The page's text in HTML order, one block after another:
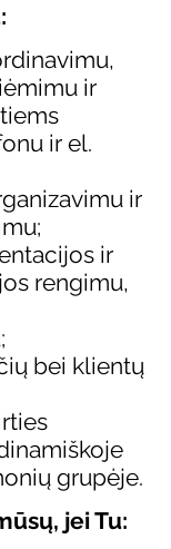
ir
ir el.
ir
ir
rengimu,
bei klientų
grupėje.
jei Tu: